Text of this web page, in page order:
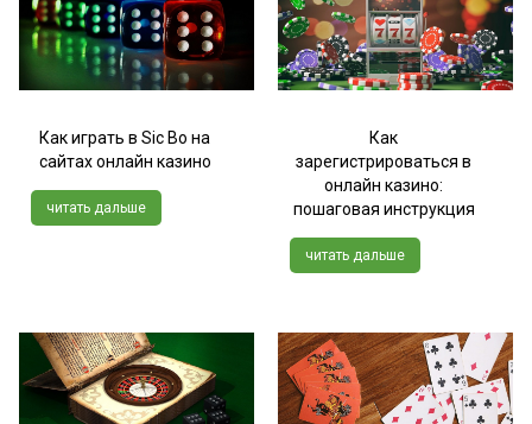
Как играть в Sic Bo на
сайтах онлайн казино
читать дальше
Как
зарегистрироваться в
онлайн казино:
пошаговая инструкция
читать дальше